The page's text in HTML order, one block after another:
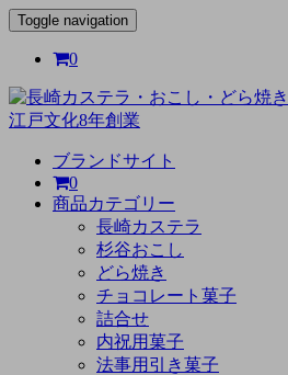
Toggle navigation
0
ブランドサイト
0
商品カテゴリー
長崎カステラ
杉谷おこし
どら焼き
チョコレート菓子
詰合せ
内祝用菓子
法事用引き菓子